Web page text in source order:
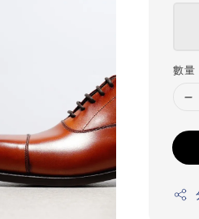
數量